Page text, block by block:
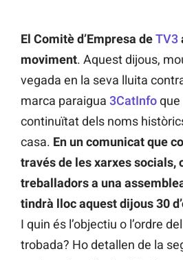
El Comitè d’Empresa deTV3
moviment. Aquest dijous,
vegada en la seva lluita
marca paraigua 3CatInfoque
continuïtat dels noms
casa. En un comunicat que
través de les xarxes socials,
treballadors a una
tindrà lloc aquest dijous 30
I quin és l’objectiu o l’ordre
trobada? Ho detallen de la